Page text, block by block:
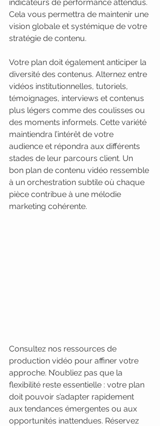
indicateurs de performance attendus.
Cela vous permettra de maintenir une
vision globale et systémique de votre
stratégie de contenu.
Votre plan doit également anticiper la
diversité des contenus. Alternez entre
vidéos institutionnelles, tutoriels,
témoignages, interviews et contenus
plus légers comme des coulisses ou
des moments informels. Cette variété
maintiendra l’intérêt de votre
audience et répondra aux différents
stades de leur parcours client. Un
bon plan de contenu vidéo ressemble
à un orchestration subtile où chaque
pièce contribue à une mélodie
marketing cohérente.
Consultez nos ressources de
production vidéo pour affiner votre
approche. N’oubliez pas que la
flexibilité reste essentielle : votre plan
doit pouvoir s’adapter rapidement
aux tendances émergentes ou aux
opportunités inattendues. Réservez